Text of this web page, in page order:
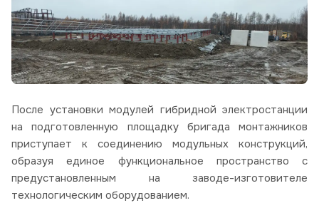
После установки модулей гибридной электростанции
на подготовленную площадку бригада монтажников
приступает к соединению модульных конструкций,
образуя единое функциональное пространство с
предустановленным на заводе-изготовителе
технологическим оборудованием.